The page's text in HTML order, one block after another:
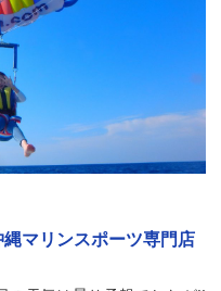
マリンスポーツ専門店